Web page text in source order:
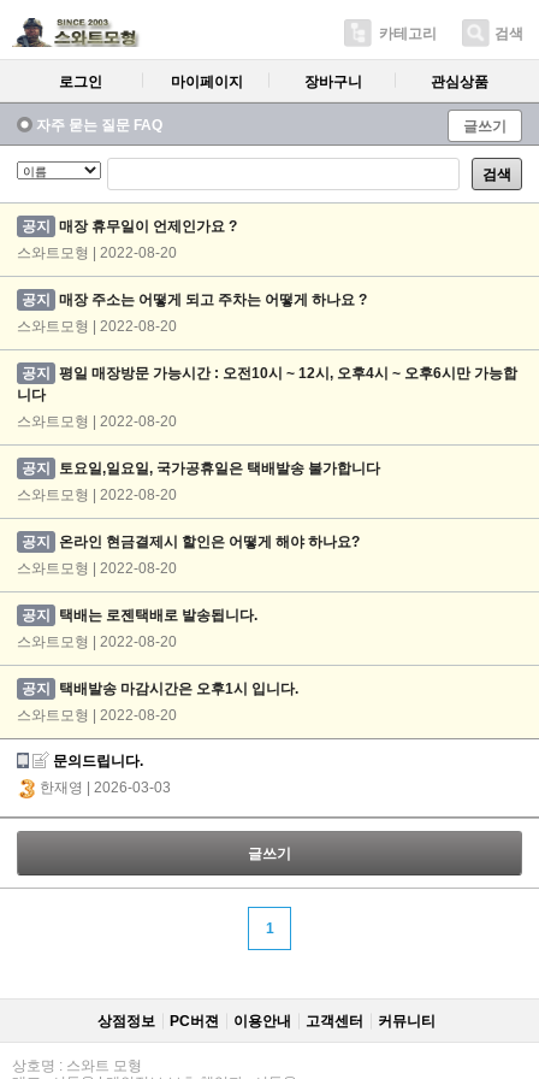
카테고리 검색
로그인 마이페이지 장바구니 관심상품
자주 묻는 질문 FAQ 글쓰기
검색
공지
매장 휴무일이 언제인가요 ?
스와트모형 | 2022-08-20
공지
매장 주소는 어떻게 되고 주차는 어떻게 하나요 ?
스와트모형 | 2022-08-20
공지
평일 매장방문 가능시간 : 오전10시 ~ 12시, 오후4시 ~ 오후6시만 가능합
니다
스와트모형 | 2022-08-20
공지
토요일,일요일, 국가공휴일은 택배발송 불가합니다
스와트모형 | 2022-08-20
공지
온라인 현금결제시 할인은 어떻게 해야 하나요?
스와트모형 | 2022-08-20
공지
택배는 로젠택배로 발송됩니다.
스와트모형 | 2022-08-20
공지
택배발송 마감시간은 오후1시 입니다.
스와트모형 | 2022-08-20
문의드립니다.
한재영
| 2026-03-03
글쓰기
1
상점정보 PC버젼 이용안내 고객센터 커뮤니티
상호명 : 스와트 모형